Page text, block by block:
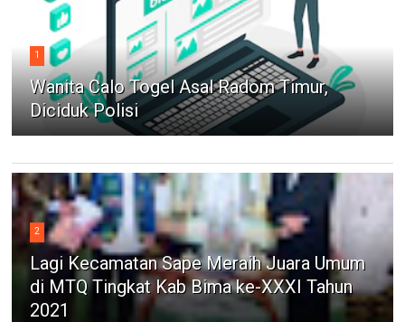
1
Wanita Calo Togel Asal Radom Timur,
Diciduk Polisi
2
Lagi Kecamatan Sape Meraih Juara Umum
di MTQ Tingkat Kab Bima ke-XXXI Tahun
2021